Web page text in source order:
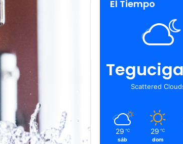
El Tiempo
Scattered
29 ℃
sáb
29 ℃
dom